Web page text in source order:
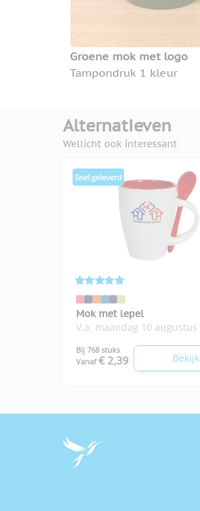
Groene mok met logo
Tampondruk 1 kleur
Alternatieven
Wellicht ook interessant
Mok met lepel
V.a. maandag 10 augustus
Bij 768 stuks
Vanaf € 2,39 Bekijk